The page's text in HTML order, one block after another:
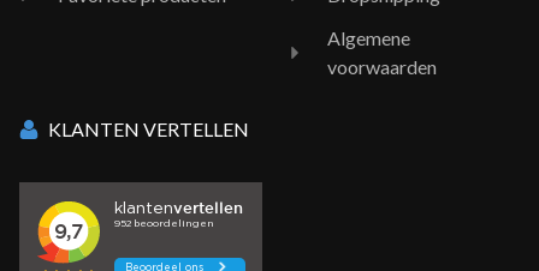
Algemene
voorwaarden
KLANTEN VERTELLEN